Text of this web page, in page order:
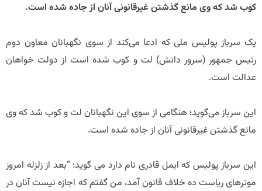
کوب شد که وی مانع گذشتن غیرقانونی آنان از جاده شده است.
یک سرباز پولیس ملی که ادعا میکند از سوی نگهبانان معاون دوم
رئیس جمهور (سرور دانش) لت و کوب شده است از دولت خواهان
عدالت است.
این سرباز می‌گوید؛ هنگامی از سوی این نگهبانان لت و کوب شد که وی
مانع گذشتن غیرقانونی آنان از جاده شده است.
این سرباز پولیس که ایمل قادری نام دارد می گوید: “بعد از زلزله امروز
موترهای ریاست ده خلاف قانون آمد، من گفتم که اجازه نیست آنان در